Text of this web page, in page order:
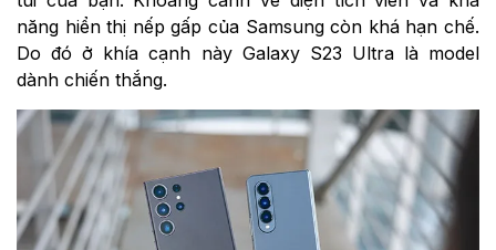
năng hiển thị nếp gấp của Samsung còn khá hạn chế.
Do đó ở khía cạnh này Galaxy S23 Ultra là model
dành chiến thắng.